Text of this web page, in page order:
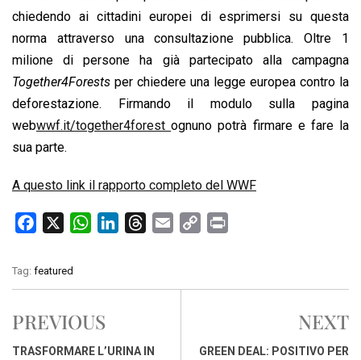
chiedendo ai cittadini europei di esprimersi su questa
norma attraverso una consultazione pubblica. Oltre 1
milione di persone ha già partecipato alla campagna
Together4Forests per chiedere una legge europea contro la
deforestazione. Firmando il modulo sulla pagina
webwwf.it/together4forestognuno potrà firmare e fare la
sua parte.
A questo link il rapporto completo del WWF
c
e
o
o
W
t
A
p
k
I
e
s
i
y
n
n
Tag: featured
PREVIOUS
TRASFORMARE L’URINA IN
NEXT
GREEN DEAL: POSITIVO PER